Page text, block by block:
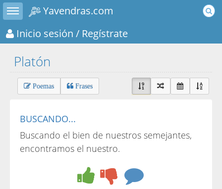
Toggle sidebar
Yavendras.com
Inicio sesión / Regístrate
Platón
Poemas Frases
BUSCANDO...
Buscando el bien de nuestros semejantes,
encontramos el nuestro.